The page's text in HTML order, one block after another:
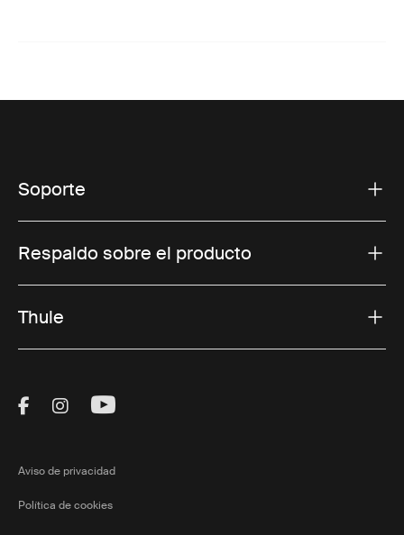
Soporte
Respaldo sobre el producto
Thule
Visit Thule on Facebook (external link)
Visit Thule on Instagram (external link)
Visit Thule on Youtube (external
Aviso de privacidad
Política de cookies